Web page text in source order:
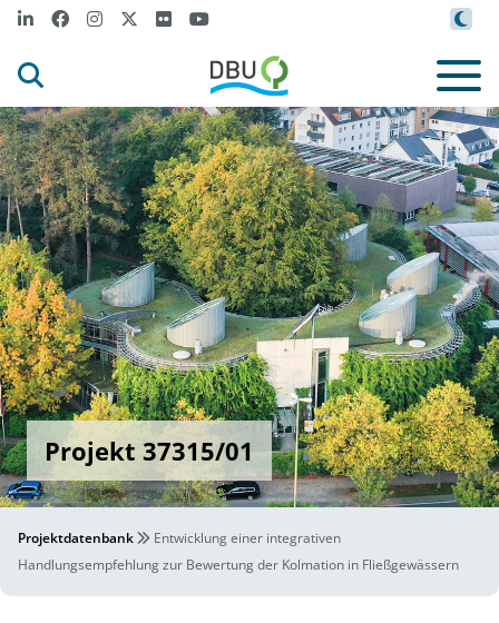
Projekt 37315/01
Projektdatenbank
Entwicklung einer integrativen
Handlungsempfehlung zur Bewertung der Kolmation in Fließgewässern